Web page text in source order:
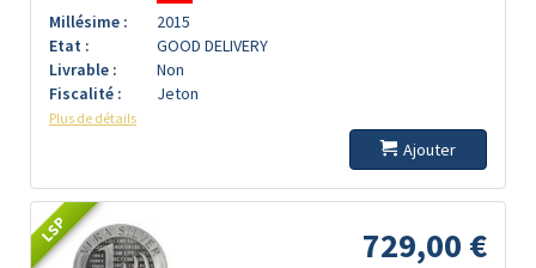
Millésime :
2015
Etat :
GOOD DELIVERY
Livrable :
Non
Fiscalité :
Jeton
Plus de détails
Ajouter
LSP 729,00 €